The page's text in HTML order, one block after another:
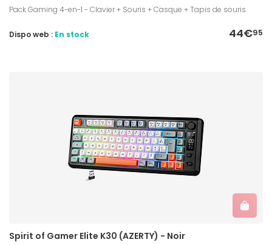
Pack Gaming 4-en-1 - Clavier + Souris + Casque + Tapis de souris
44€95
Dispo web : En stock
Spirit of Gamer Elite K30 (AZERTY) - Noir